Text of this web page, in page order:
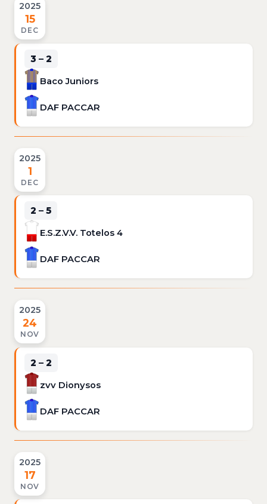
2025
15
DEC
3 – 2
Baco Juniors
DAF PACCAR
2025
1
DEC
2 – 5
E.S.Z.V.V. Totelos 4
DAF PACCAR
2025
24
NOV
2 – 2
zvv Dionysos
DAF PACCAR
2025
17
NOV